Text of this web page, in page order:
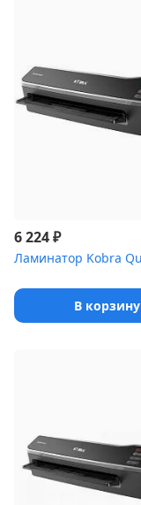
6 224₽
В корзину